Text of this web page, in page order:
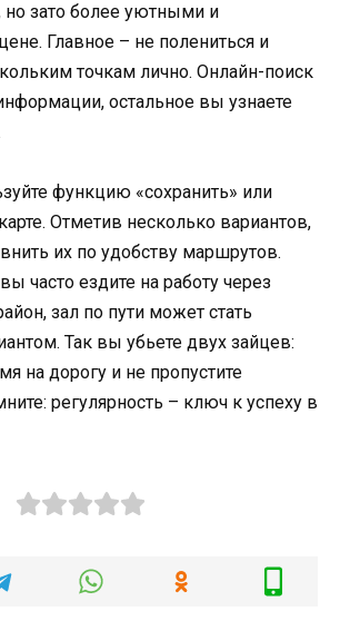
зато более уютными и
Главное – не полениться и
точкам лично. Онлайн-поиск
остальное вы узнаете
функцию «сохранить» или
Отметив несколько вариантов,
их по удобству маршрутов.
часто ездите на работу через
зал по пути может стать
Так вы убьете двух зайцев:
на дорогу и не пропустите
регулярность – ключ к успеху в